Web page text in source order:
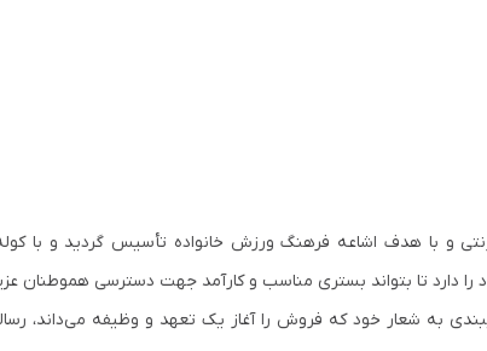
و با هدف اشاعه فرهنگ ورزش خانواده تأسیس گردید و با
را دارد تا بتواند بستری مناسب و کارآمد جهت دسترسی هموطنان
به شعار خود که فروش را آغاز یک تعهد و وظیفه می‌داند،